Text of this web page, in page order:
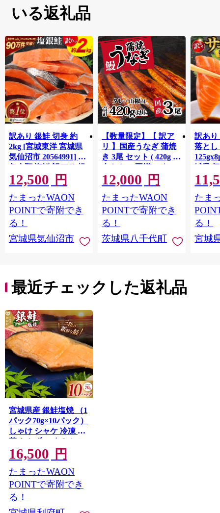
いる返礼品
訳あり 銀鮭 切身 約
2kg [宮城東洋 宮城県
気仙沼市 20564991] 鮭
魚介類 海鮮 訳アリ 規
格外 不揃い さけ サケ
鮭切身 シャケ 切り身
冷凍 家庭用 おかず 弁
当 支援 サーモン 銀鮭
切り身 魚 わけあり
12,500 円
たまったWAON
POINTで寄附でき
る！
宮城県気仙沼市
【数量限定】【 訳ア
リ 】国産うなぎ 蒲焼
き 3尾 セット ( 420g )
大きさ の不揃い タ
レ・山椒付き ウナギ
鰻 ふぞろい 不揃い う
な重 ひつまぶし 人気
茨城 八千代町 ふるさ
と納税 冷凍 [SF951ya]
12,000 円
たまったWAON
POINTで寄附でき
る！
茨城県八千代町
訳あり
落とし
城県
お刺し
生 生
鮭 銀
介
たま
る！
宮城
最近チェックした返礼品
宮城県産 銀鮭塩焼 （1
パック70g×10パック）
しゃけ シャケ 冷凍 惣
菜 おかず つまみ レン
チン 湯煎 簡単 お取り
寄せ 塩のみ 塩だけ 着
色料無添加 香料無添
加 保存料無添加 宮城
県利府町
16,500 円
たまったWAON
POINTで寄附でき
る！